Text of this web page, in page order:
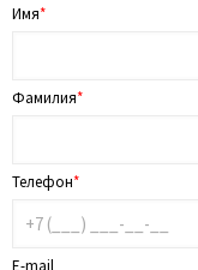
Имя*
Фамилия*
Телефон*
E-mail